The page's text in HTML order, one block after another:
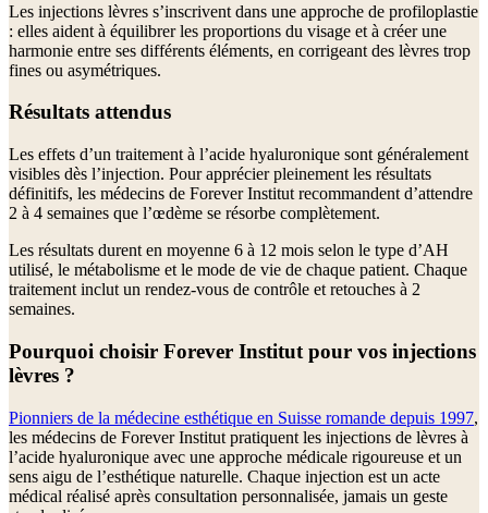
Les injections lèvres s’inscrivent dans une approche de profiloplastie
: elles aident à équilibrer les proportions du visage et à créer une
harmonie entre ses différents éléments, en corrigeant des lèvres trop
fines ou asymétriques.
Résultats attendus
Les effets d’un traitement à l’acide hyaluronique sont généralement
visibles dès l’injection. Pour apprécier pleinement les résultats
définitifs, les médecins de Forever Institut recommandent d’attendre
2 à 4 semaines que l’œdème se résorbe complètement.
Les résultats durent en moyenne 6 à 12 mois selon le type d’AH
utilisé, le métabolisme et le mode de vie de chaque patient. Chaque
traitement inclut un rendez-vous de contrôle et retouches à 2
semaines.
Pourquoi choisir Forever Institut pour vos injections
lèvres ?
Pionniers de la médecine esthétique en Suisse romande depuis 1997,
les médecins de Forever Institut pratiquent les injections de lèvres à
l’acide hyaluronique avec une approche médicale rigoureuse et un
sens aigu de l’esthétique naturelle. Chaque injection est un acte
médical réalisé après consultation personnalisée, jamais un geste